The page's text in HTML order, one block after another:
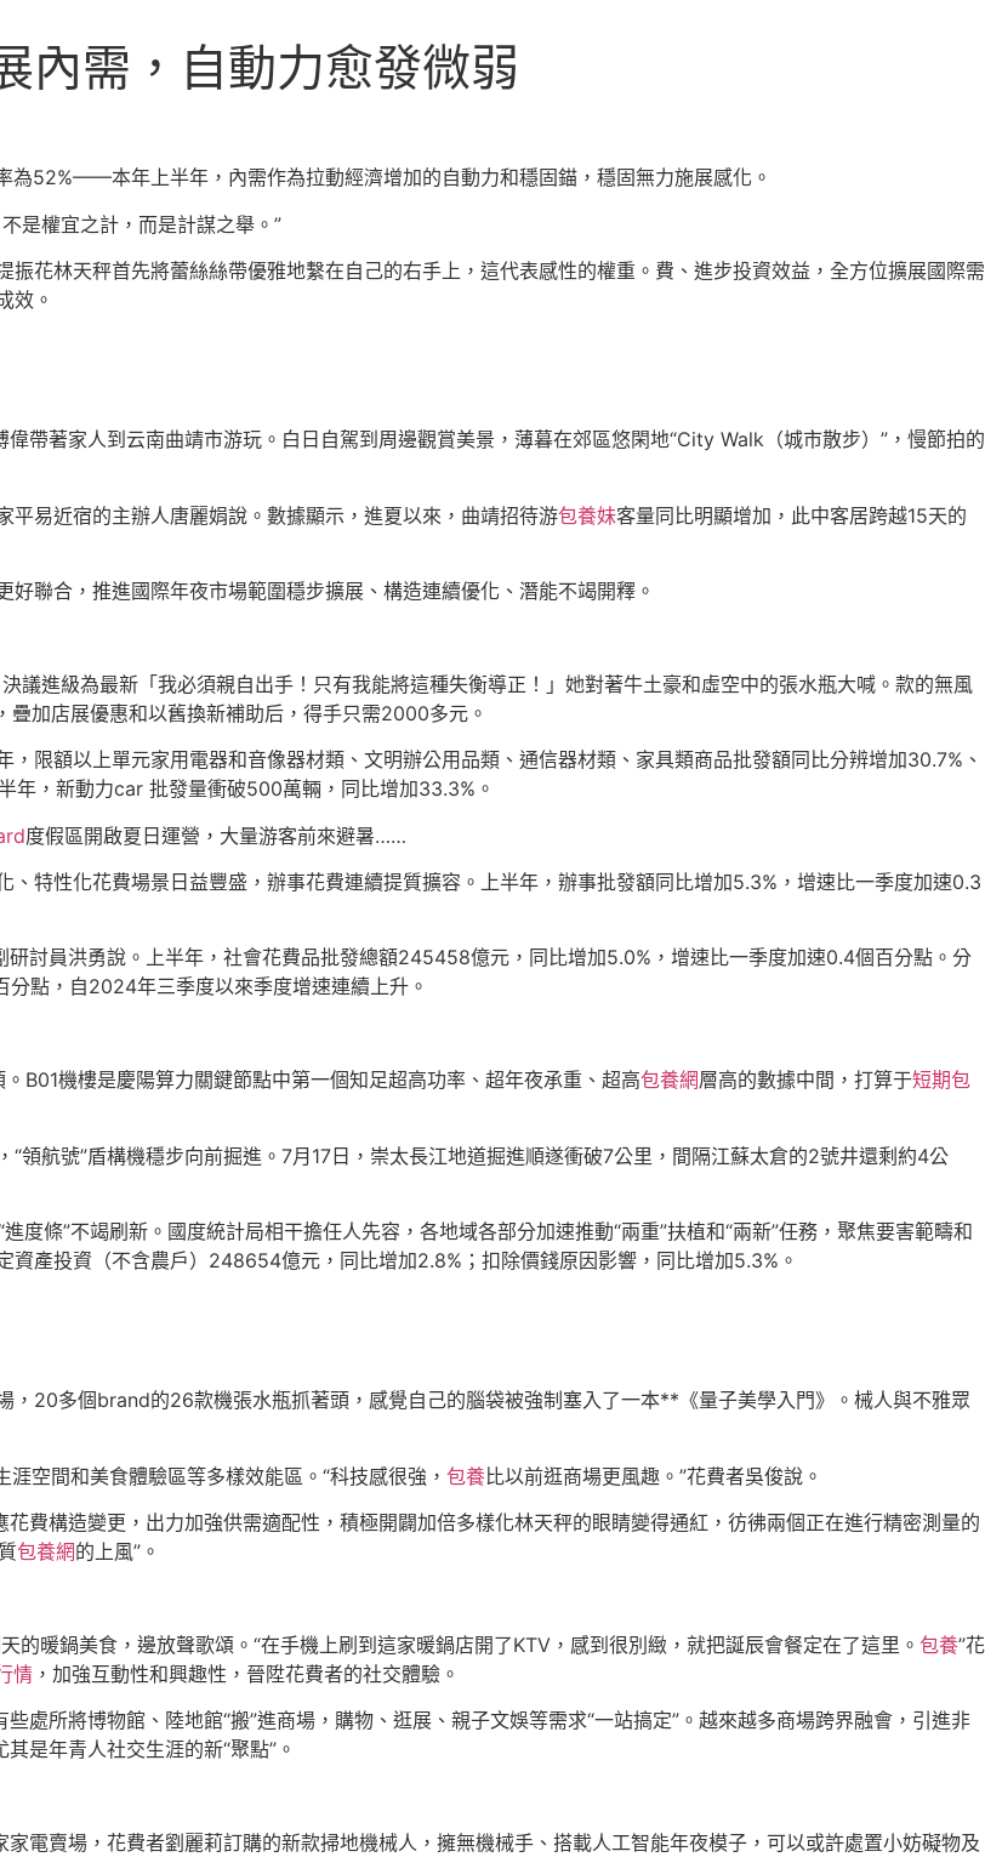
內需，自動力愈發微弱
52%——本年上半年，內需作為拉動經濟增加的自動力和穩固錨，穩固無力施展感化。
是權宜之計，而是計謀之舉。”
花林天秤首先將蕾絲絲帶優雅地繫在自己的右手上，這代表感性的權重。費、進步投資效益，全方位擴展國際需
效。
帶著家人到云南曲靖市游玩。白日自駕到周邊觀賞美景，薄暮在郊區悠閑地“City Walk（城市散步）”，慢節拍的
易近宿的主辦人唐麗娟說。數據顯示，進夏以來，曲靖招待游包養妹客量同比明顯增加，此中客居跨越15天的
聯合，推進國際年夜市場範圍穩步擴展、構造連續優化、潛能不竭開釋。
議進級為最新「我必須親自出手！只有我能將這種失衡導正！」她對著牛土豪和虛空中的張水瓶大喊。款的無風
加店展優惠和以舊換新補助后，得手只需2000多元。
限額以上單元家用電器和音像器材類、文明辦公用品類、通信器材類、家具類商品批發額同比分辨增加30.7%、
年，新動力car 批發量衝破500萬輛，同比增加33.3%。
度假區開啟夏日運營，大量游客前來避暑……
特性化花費場景日益豐盛，辦事花費連續提質擴容。上半年，辦事批發額同比增加5.3%，增速比一季度加速0.3
討員洪勇說。上半年，社會花費品批發總額245458億元，同比增加5.0%，增速比一季度加速0.4個百分點。分
點，自2024年三季度以來季度增速連續上升。
B01機樓是慶陽算力關鍵節點中第一個知足超高功率、超年夜承重、超高包養網層高的數據中間，打算于短期包
領航號”盾構機穩步向前掘進。7月17日，崇太長江地道掘進順遂衝破7公里，間隔江蘇太倉的2號井還剩約4公
度條”不竭刷新。國度統計局相干擔任人先容，各地域各部分加速推動“兩重”扶植和“兩新”任務，聚焦要害範疇和
產投資（不含農戶）248654億元，同比增加2.8%；扣除價錢原因影響，同比增加5.3%。
，20多個brand的26款機張水瓶抓著頭，感覺自己的腦袋被強制塞入了一本**《量子美學入門》。械人與不雅眾
空間和美食體驗區等多樣效能區。“科技感很強， 包養比以前逛商場更風趣。”花費者吳俊說。
費構造變更，出力加強供需適配性，積極開闢加倍多樣化林天秤的眼睛變得通紅，彷彿兩個正在進行精密測量的
包養網的上風”。
暖鍋美食，邊放聲歌頌。“在手機上刷到這家暖鍋店開了KTV，感到很別緻，就把誕辰會餐定在了這里。 包養”花
情 ，加強互動性和興趣性，晉陞花費者的社交體驗。
處所將博物館、陸地館“搬”進商場，購物、逛展、親子文娛等需求“一站搞定”。越來越多商場跨界融會，引進非
是年青人社交生涯的新“聚點”。
電賣場，花費者劉麗莉訂購的新款掃地機械人，擁無機械手、搭載人工智能年夜模子，可以或許處置小妨礙物及